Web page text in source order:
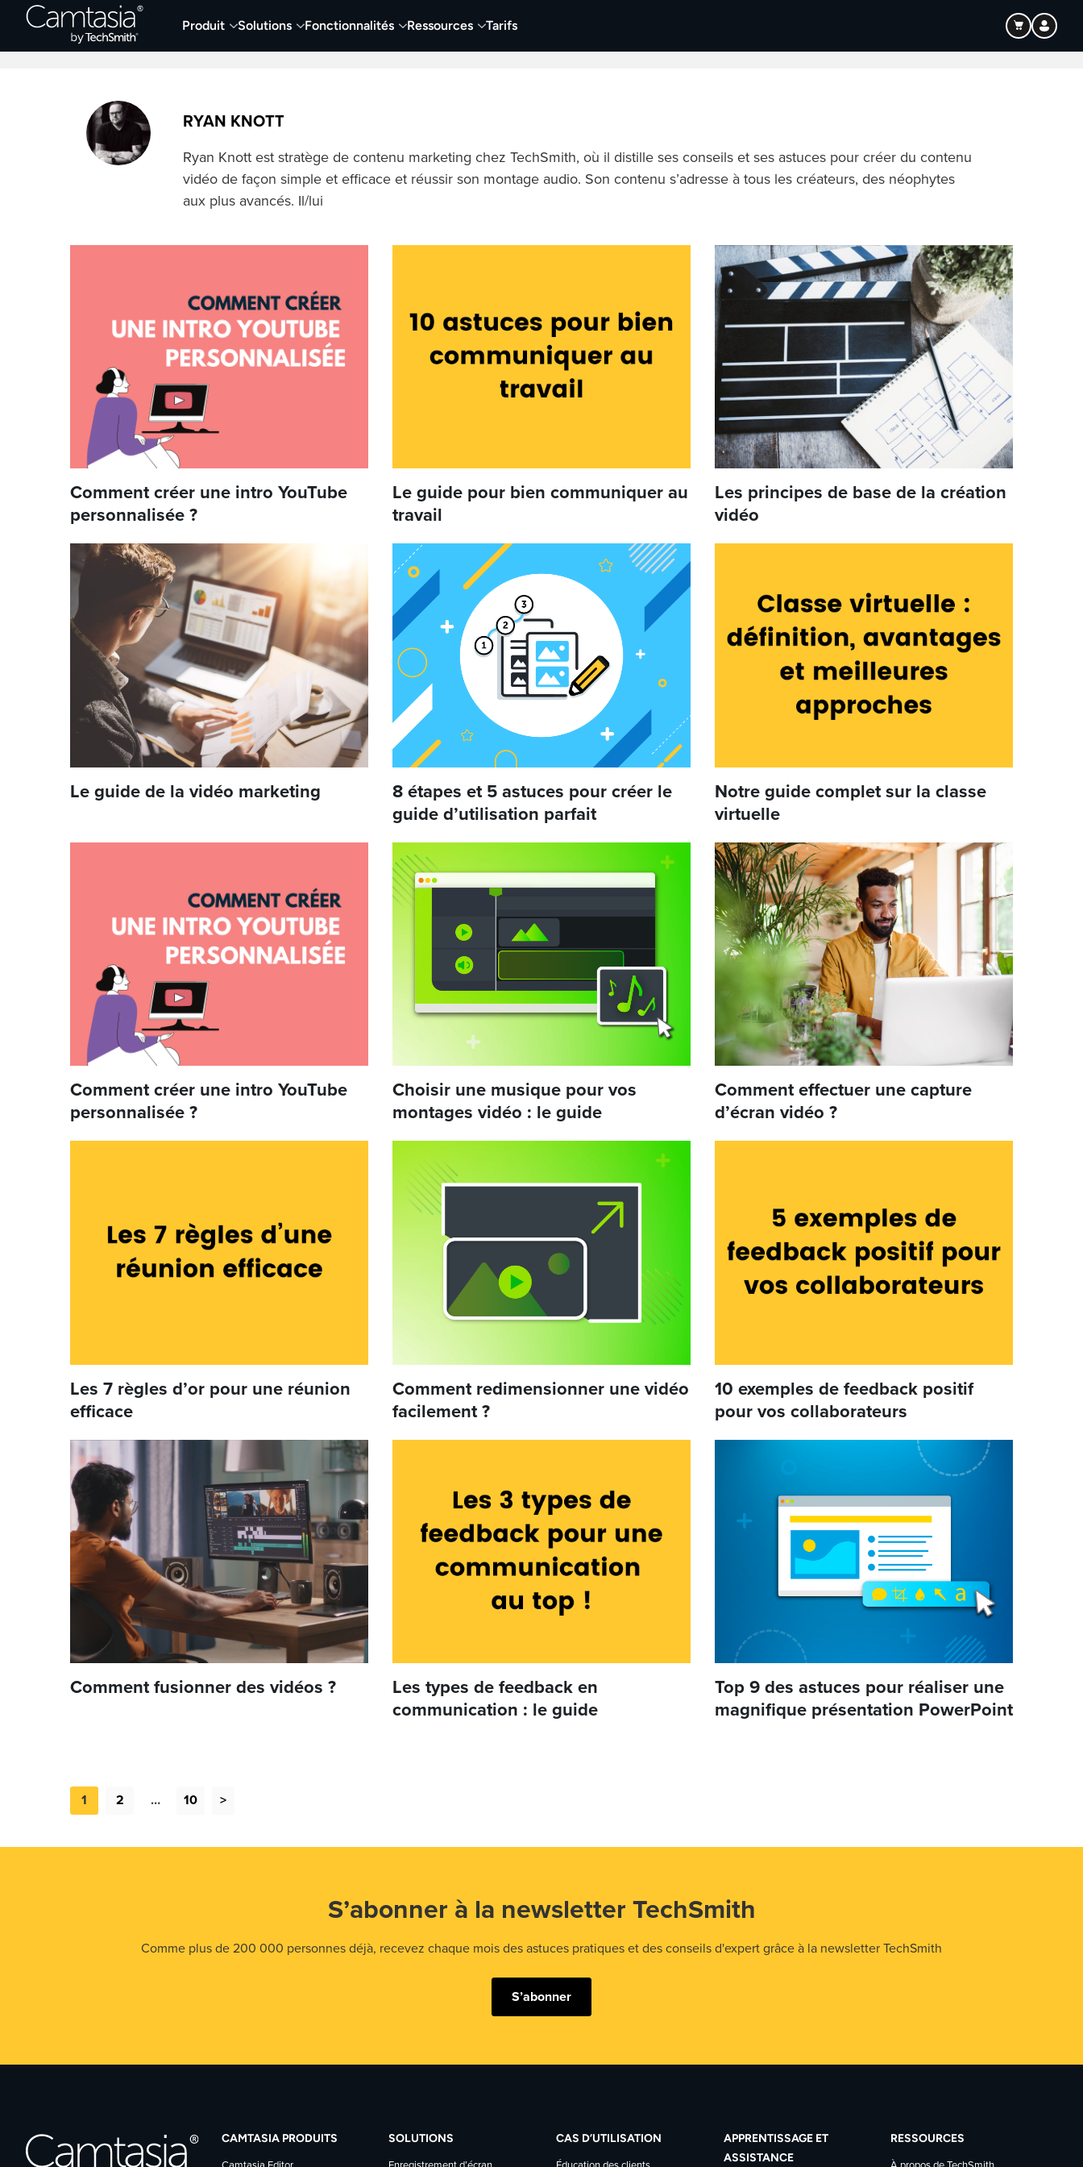
Passer
directement
Produit Solutions Fonctionnalités Ressources Tarifs
Derniers articles Capture et enregistrement vidéo Vidéo Visuels
RYAN KNOTT
Ryan Knott est stratège de contenu marketing chez TechSmith, où il distille ses conseils et ses astuces pour créer du contenu
vidéo de façon simple et efficace et réussir son montage audio. Son contenu s’adresse à tous les créateurs, des néophytes
aux plus avancés. Il/lui
Comment créer une intro YouTube
personnalisée ?
Le guide pour bien communiquer au
travail
Les principes de base de la création
vidéo
Le guide de la vidéo marketing
8 étapes et 5 astuces pour créer le
guide d’utilisation parfait
Notre guide complet sur la classe
virtuelle
Comment créer une intro YouTube
personnalisée ?
Choisir une musique pour vos
montages vidéo : le guide
Comment effectuer une capture
d’écran vidéo ?
Les 7 règles d’or pour une réunion
efficace
Comment redimensionner une vidéo
facilement ?
10 exemples de feedback positif
pour vos collaborateurs
Comment fusionner des vidéos ?
Les types de feedback en
communication : le guide
Top 9 des astuces pour réaliser une
magnifique présentation PowerPoint
1 2 … 10 >
S’abonner à la newsletter TechSmith
Comme plus de 200 000 personnes déjà, recevez chaque mois des astuces pratiques et des conseils d'expert grâce à la newsletter TechSmith
S’abonner
CAMTASIA PRODUITS SOLUTIONS CAS D’UTILISATION
APPRENTISSAGE ET
ASSISTANCE
RESSOURCES